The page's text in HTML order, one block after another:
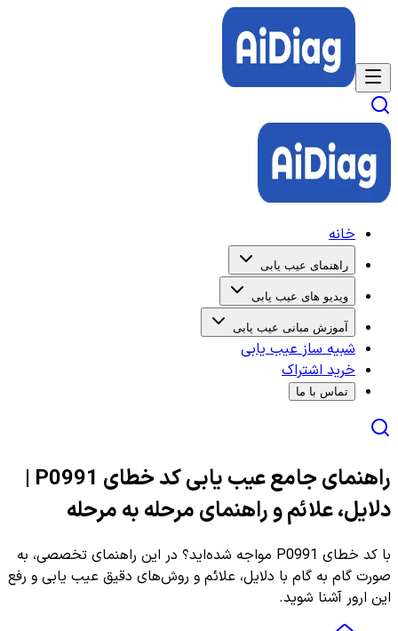
خانه
راهنمای عیب یابی
ویدیو های عیب یابی
آموزش مبانی عیب یابی
شبیه ساز عیب یابی
خرید اشتراک
تماس با ما
راهنمای جامع عیب یابی کد خطای P0991 |
دلایل، علائم و راهنمای مرحله به مرحله
با کد خطای P0991 مواجه شده‌اید؟ در این راهنمای تخصصی، به
صورت گام به گام با دلایل، علائم و روش‌های دقیق عیب یابی و رفع
این ارور آشنا شوید.